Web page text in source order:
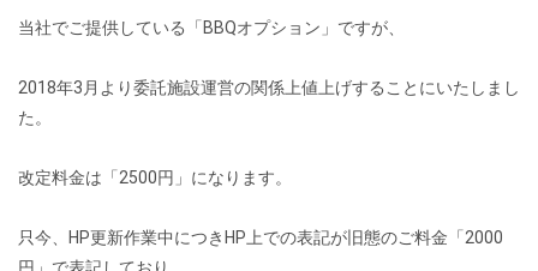
当社でご提供している「BBQオプション」ですが、
2018年3月より委託施設運営の関係上値上げすることにいたしまし
た。
改定料金は「2500円」になります。
只今、HP更新作業中につきHP上での表記が旧態のご料金「2000
円」で表記しており、